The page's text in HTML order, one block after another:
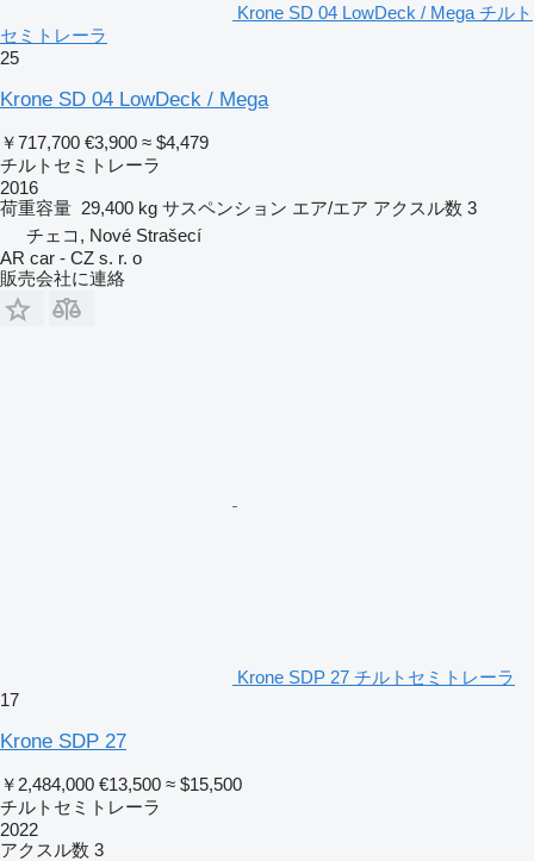
Krone SD 04 LowDeck / Mega チルト
セミトレーラ
25
Krone SD 04 LowDeck / Mega
￥717,700 €3,900 ≈ $4,479
チルトセミトレーラ
2016
荷重容量 29,400 kg サスペンション エア/エア アクスル数 3
チェコ, Nové Strašecí
AR car - CZ s. r. o
販売会社に連絡
Krone SDP 27 チルトセミトレーラ
17
Krone SDP 27
￥2,484,000 €13,500 ≈ $15,500
チルトセミトレーラ
2022
アクスル数 3